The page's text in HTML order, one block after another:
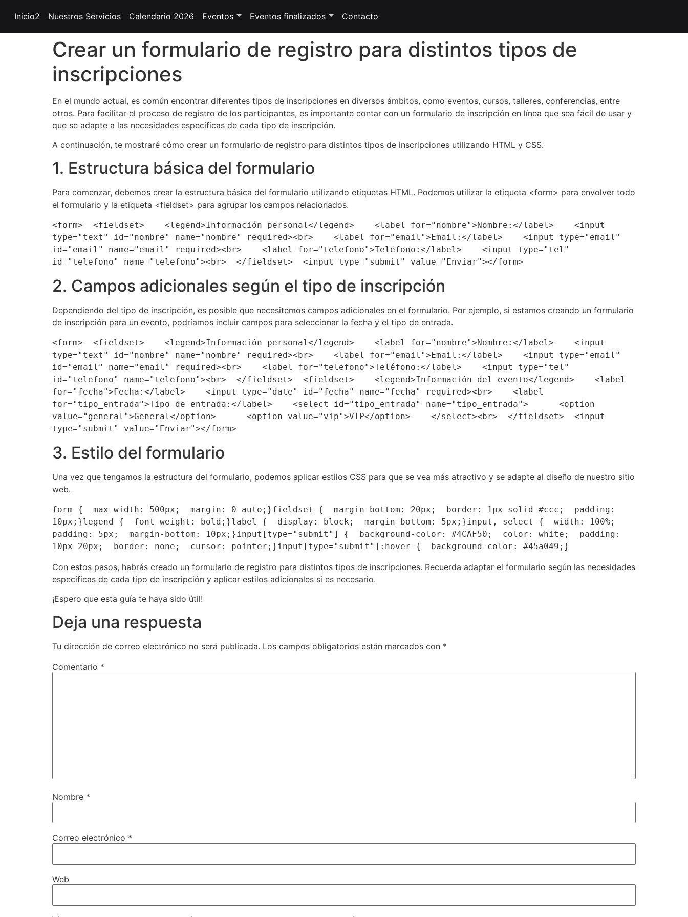
Inicio2 Nuestros Servicios Calendario 2026 Eventos Eventos finalizados Contacto
Crear un formulario de registro para distintos tipos de
inscripciones
En el mundo actual, es común encontrar diferentes tipos de inscripciones en diversos ámbitos, como eventos, cursos, talleres, conferencias, entre
otros. Para facilitar el proceso de registro de los participantes, es importante contar con un formulario de inscripción en línea que sea fácil de usar y
que se adapte a las necesidades específicas de cada tipo de inscripción.
A continuación, te mostraré cómo crear un formulario de registro para distintos tipos de inscripciones utilizando HTML y CSS.
1. Estructura básica del formulario
Para comenzar, debemos crear la estructura básica del formulario utilizando etiquetas HTML. Podemos utilizar la etiqueta <form> para envolver todo
el formulario y la etiqueta <fieldset> para agrupar los campos relacionados.
<form>  <fieldset>    <legend>Información personal</legend>    <label for="nombre">Nombre:</label>    <input
type="text" id="nombre" name="nombre" required><br>    <label for="email">Email:</label>    <input type="email"
id="email" name="email" required><br>    <label for="telefono">Teléfono:</label>    <input type="tel"
id="telefono" name="telefono"><br>  </fieldset>  <input type="submit" value="Enviar"></form>
2. Campos adicionales según el tipo de inscripción
Dependiendo del tipo de inscripción, es posible que necesitemos campos adicionales en el formulario. Por ejemplo, si estamos creando un formulario
de inscripción para un evento, podríamos incluir campos para seleccionar la fecha y el tipo de entrada.
<form>  <fieldset>    <legend>Información personal</legend>    <label for="nombre">Nombre:</label>    <input
type="text" id="nombre" name="nombre" required><br>    <label for="email">Email:</label>    <input type="email"
id="email" name="email" required><br>    <label for="telefono">Teléfono:</label>    <input type="tel"
id="telefono" name="telefono"><br>  </fieldset>  <fieldset>    <legend>Información del evento</legend>    <label
for="fecha">Fecha:</label>    <input type="date" id="fecha" name="fecha" required><br>    <label
for="tipo_entrada">Tipo de entrada:</label>    <select id="tipo_entrada" name="tipo_entrada">      <option
value="general">General</option>      <option value="vip">VIP</option>    </select><br>  </fieldset>  <input
type="submit" value="Enviar"></form>
3. Estilo del formulario
Una vez que tengamos la estructura del formulario, podemos aplicar estilos CSS para que se vea más atractivo y se adapte al diseño de nuestro sitio
web.
form {  max-width: 500px;  margin: 0 auto;}fieldset {  margin-bottom: 20px;  border: 1px solid #ccc;  padding:
10px;}legend {  font-weight: bold;}label {  display: block;  margin-bottom: 5px;}input, select {  width: 100%;
padding: 5px;  margin-bottom: 10px;}input[type="submit"] {  background-color: #4CAF50;  color: white;  padding:
10px 20px;  border: none;  cursor: pointer;}input[type="submit"]:hover {  background-color: #45a049;}
Con estos pasos, habrás creado un formulario de registro para distintos tipos de inscripciones. Recuerda adaptar el formulario según las necesidades
específicas de cada tipo de inscripción y aplicar estilos adicionales si es necesario.
¡Espero que esta guía te haya sido útil!
Deja una respuesta
Tu dirección de correo electrónico no será publicada. Los campos obligatorios están marcados con *
Comentario *
Nombre *
Correo electrónico *
Web